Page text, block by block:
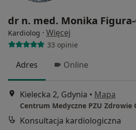
dr n. med. Monika
Kardiolog · Więcej
33 opinie
Adres Online
Kielecka 2, Gdynia • Mapa
Centrum Medyczne PZU Zdrowie
Konsultacja kardiologiczna